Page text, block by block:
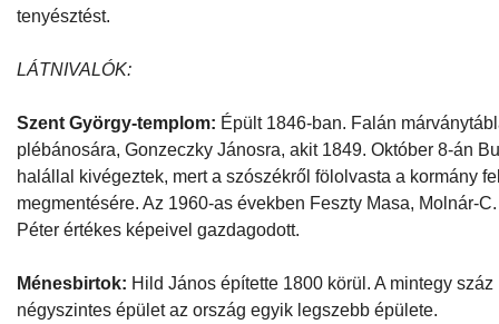
tenyésztést.
LÁTNIVALÓK:
Szent György-templom: Épült 1846-ban. Falán
plébánosára, Gonzeczky Jánosra, akit 1849. Október 8-án
halállal kivégeztek, mert a szószékről fölolvasta a kormány
megmentésére. Az 1960-as években Feszty Masa, Molnár-
Péter értékes képeivel gazdagodott.
Ménesbirtok: Hild János építette 1800 körül. A mintegy száz
négyszintes épület az ország egyik legszebb épülete.